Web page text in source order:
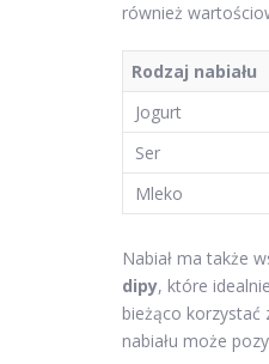
również
Rodzaj nabiału
Jogurt
Ser
Mleko
Nabiał ma także
dipy, które
bieżąco korzystać
nabiału może